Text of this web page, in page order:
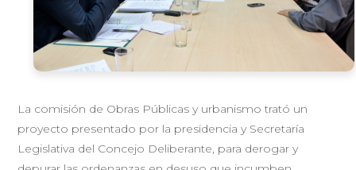
La comisión de Obras Públicas y urbanismo trató un
proyecto presentado por la presidencia y Secretaría
Legislativa del Concejo Deliberante, para derogar y